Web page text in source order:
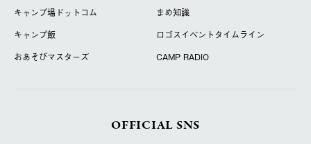
キャンプ場ドットコム
まめ知識
キャンプ飯
ロゴスイベントタイムライン
おあそびマスターズ
CAMP RADIO
OFFICIAL SNS